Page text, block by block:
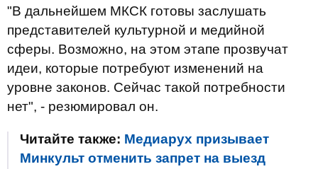
"В дальнейшем МКСК готовы заслушать
представителей культурной и медийной
сферы. Возможно, на этом этапе прозвучат
идеи, которые потребуют изменений на
уровне законов. Сейчас такой потребности
нет", - резюмировал он.
Читайте также: Медиарух призывает
Минкульт отменить запрет на выезд